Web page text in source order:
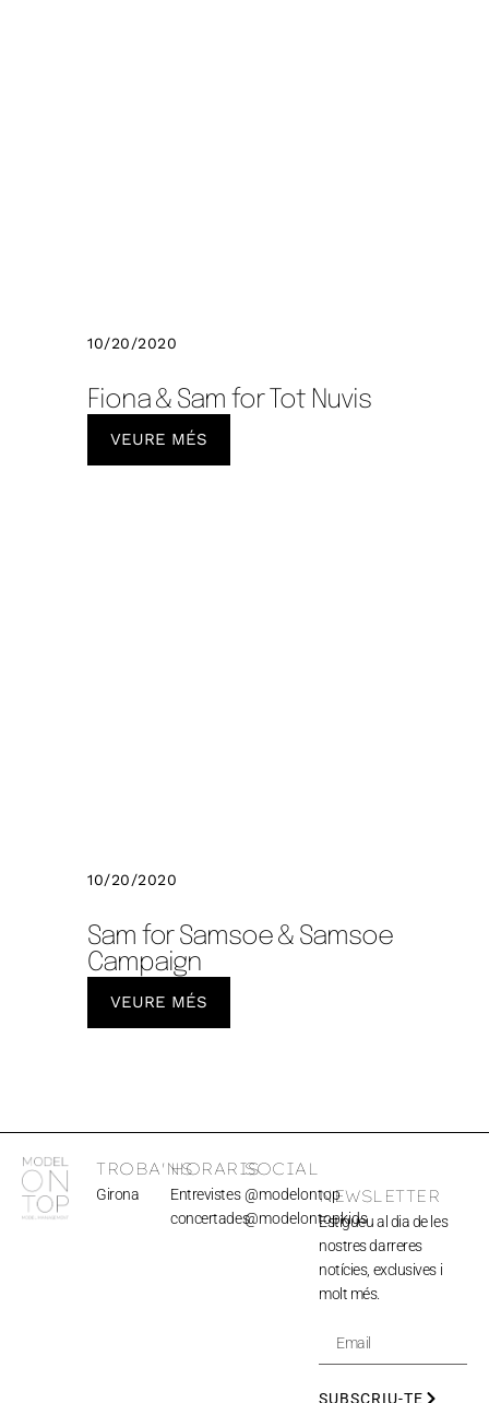
10/20/2020
Fiona & Sam for Tot Nuvis
VEURE MÉS
10/20/2020
Sam for Samsoe & Samsoe
Campaign
VEURE MÉS
TROBA'NS
Girona
HORARIS
Entrevistes
concertades
SOCIAL
@modelontop
@modelontopkids
NEWSLETTER
Estigueu al dia de les
nostres darreres
notícies, exclusives i
molt més.
SUBSCRIU-TE